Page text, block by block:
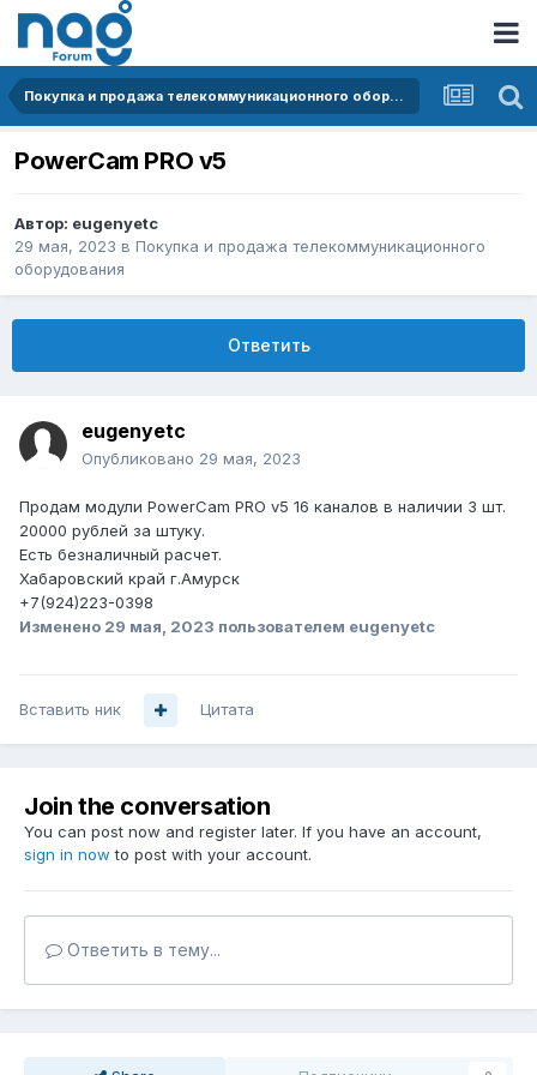
Покупка и продажа телекоммуникационного оборудования
PowerCam PRO v5
Автор: eugenyetc
29 мая, 2023 в Покупка и продажа телекоммуникационного
оборудования
Ответить
eugenyetc
Опубликовано 29 мая, 2023
Продам модули PowerCam PRO v5 16 каналов в наличии 3 шт.
20000 рублей за штуку.
Есть безналичный расчет.
Хабаровский край г.Амурск
+7(924)223-0398
Изменено 29 мая, 2023 пользователем eugenyetc
Вставить ник Цитата
Join the conversation
You can post now and register later. If you have an account,
sign in now to post with your account.
Ответить в тему...